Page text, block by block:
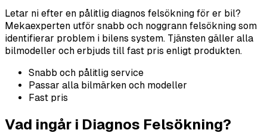
Letar ni efter en pålitlig diagnos felsökning för er bil?
Mekaexperten utför snabb och noggrann felsökning som
identifierar problem i bilens system. Tjänsten gäller alla
bilmodeller och erbjuds till fast pris enligt produkten.
Snabb och pålitlig service
Passar alla bilmärken och modeller
Fast pris
Vad ingår i Diagnos Felsökning?